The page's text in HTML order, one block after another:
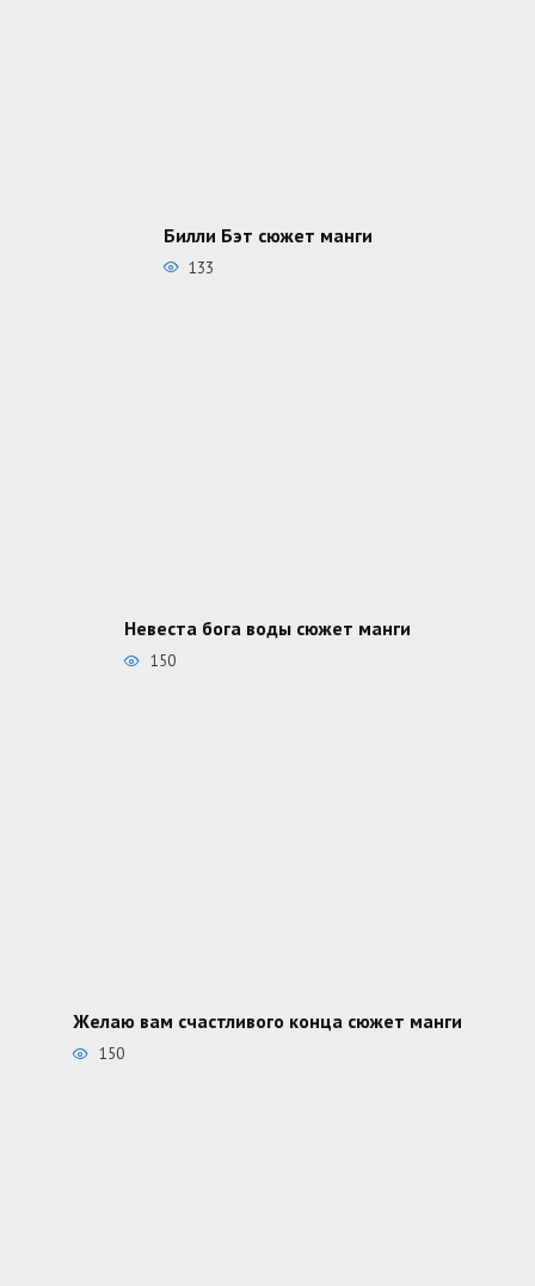
Билли Бэт сюжет манги
133
Невеста бога воды сюжет манги
150
Желаю вам счастливого конца сюжет манги
150